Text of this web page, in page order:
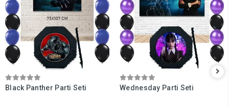
Black Panther Parti Seti Wednesday Parti Seti